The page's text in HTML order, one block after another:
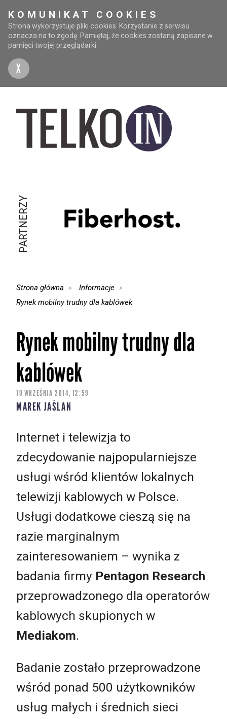
KOMUNIKAT COOKIES
Strona wykorzystuje pliki cookies. Korzystanie z serwisu
oznacza na to zgodę. Pamiętaj, że cookies zostaną zapisane w
pamięci twojej przeglądarki.
X
PARTNERZY
Strona główna
Informacje
Rynek mobilny trudny dla kablówek
Rynek mobilny trudny dla
kablówek
19 WRZEŚNIA 2014, 12:59
MAREK JAŚLAN
Internet i telewizja to
zdecydowanie najpopularniejsze
usługi wśród klientów lokalnych
telewizji kablowych w Polsce.
Usługi dodatkowe cieszą się na
razie marginalnym
zainteresowaniem – wynika z
badania firmy Pentagon Research
przeprowadzonego dla operatorów
kablowych skupionych w
Mediakom.
Badanie zostało przeprowadzone
wśród ponad 500 użytkowników
usług małych i średnich sieci